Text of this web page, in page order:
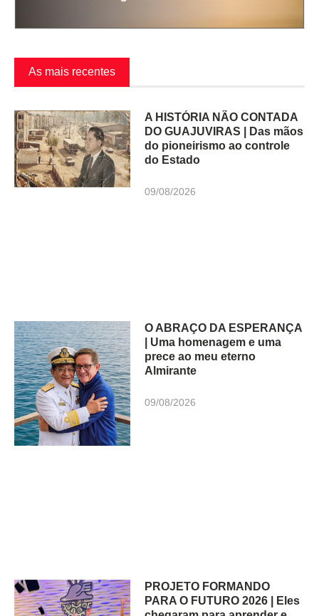
As mais recentes
A HISTÓRIA NÃO CONTADA
DO GUAJUVIRAS | Das mãos
do pioneirismo ao controle
do Estado
09/08/2026
O ABRAÇO DA ESPERANÇA
| Uma homenagem e uma
prece ao meu eterno
Almirante
09/08/2026
PROJETO FORMANDO
PARA O FUTURO 2026 | Eles